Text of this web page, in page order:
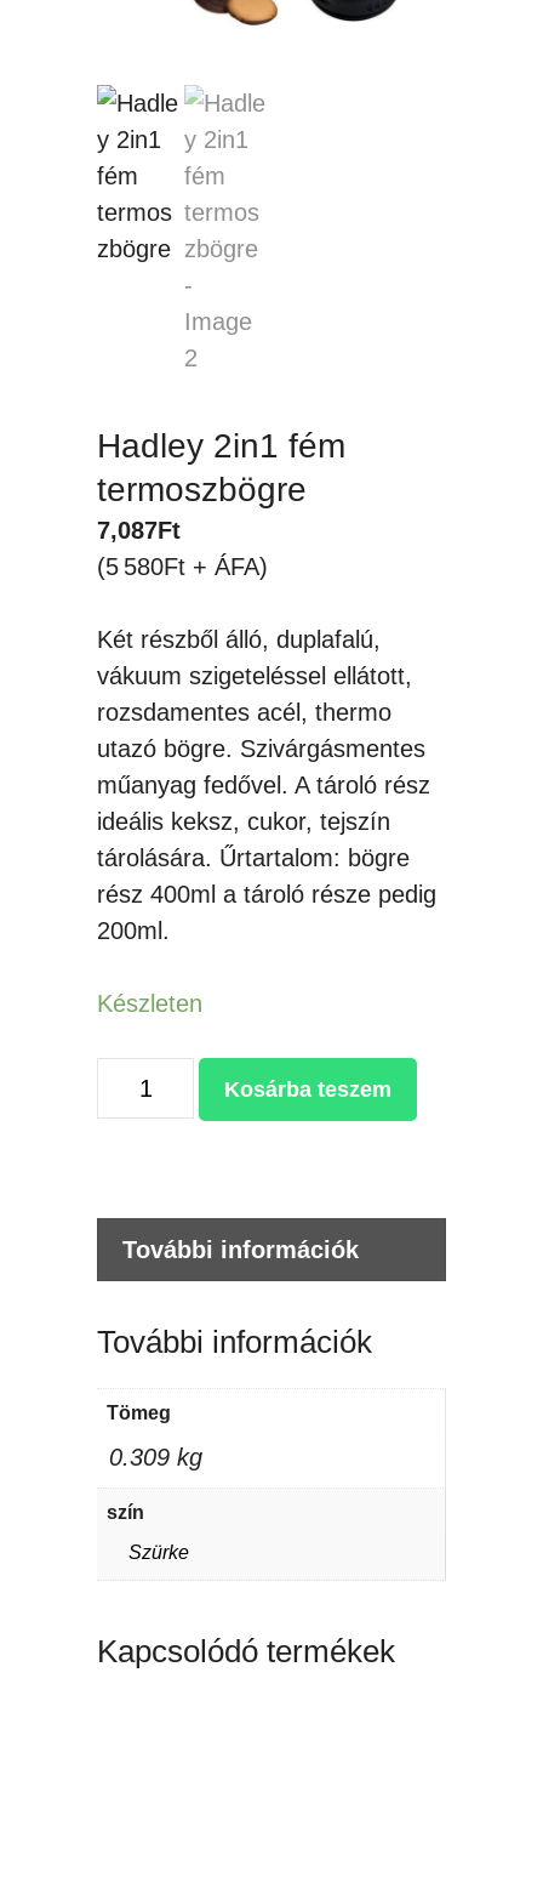
Hadley 2in1 fém
termoszbögre
7,087Ft
(5 580Ft + ÁFA)
Két részből álló, duplafalú,
vákuum szigeteléssel ellátott,
rozsdamentes acél, thermo
utazó bögre. Szivárgásmentes
műanyag fedővel. A tároló rész
ideális keksz, cukor, tejszín
tárolására. Űrtartalom: bögre
rész 400ml a tároló része pedig
200ml.
Készleten
Hadley
2in1
mennyiség
Kosárba teszem
További információk
További információk
Tömeg
0.309 kg
szín
Szürke
Kapcsolódó termékek